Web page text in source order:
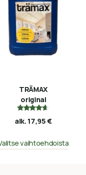
TRÄMAX
original
tuotteesta:
alk. 17,95€
vaihtoehdoista